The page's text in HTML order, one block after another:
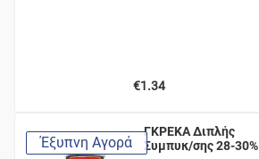
€1.34
Έξυπνη Αγορά
ΓΚΡΕΚΑ Διπλής
Συμπυκ/σης 28-30%